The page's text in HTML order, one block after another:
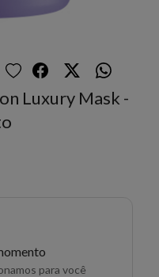
Luxury Mask -
para você